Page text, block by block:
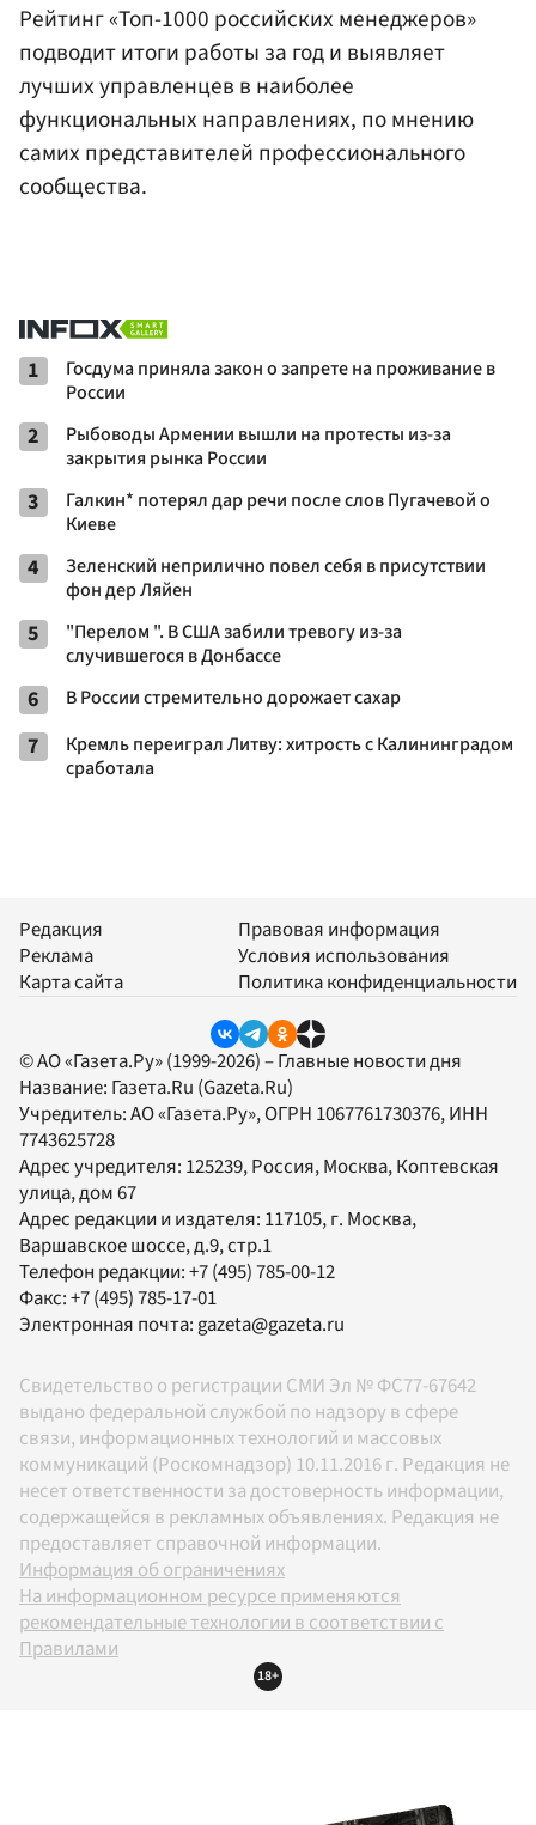
Рейтинг «Топ-1000 российских менеджеров»
подводит итоги работы за год и выявляет
лучших управленцев в наиболее
функциональных направлениях, по мнению
самих представителей профессионального
сообщества.
1
Госдума приняла закон о запрете на проживание в
России
2
Рыбоводы Армении вышли на протесты из-за
закрытия рынка России
3
Галкин* потерял дар речи после слов Пугачевой о
Киеве
4
Зеленский неприлично повел cебя в присутствии
фон дер Ляйен
5
"Перелом ". В США забили тревогу из-за
случившегося в Донбассе
6 В России стремительно дорожает сахар
7
Кремль переиграл Литву: хитрость с Калининградом
сработала
Редакция
Реклама
Карта сайта
Правовая информация
Условия использования
Политика конфиденциальности
© АО «Газета.Ру» (1999-2026) – Главные новости дня
Название: Газета.Ru (Gazeta.Ru)
Учредитель:АО «Газета.Ру», ОГРН 1067761730376, ИНН
7743625728
Адрес учредителя: 125239, Россия, Москва, Коптевская
улица, дом 67
Адрес редакции и издателя: 117105, г. Москва,
Варшавское шоссе, д.9, стр.1
Телефон редакции:+7 (495) 785-00-12
Факс:+7 (495) 785-17-01
Электронная почта:gazeta@gazeta.ru
Свидетельство о регистрации СМИ Эл № ФС77-67642
выдано федеральной службой по надзору в сфере
связи, информационных технологий и массовых
коммуникаций (Роскомнадзор) 10.11.2016 г. Редакция не
несет ответственности за достоверность информации,
содержащейся в рекламных объявлениях. Редакция не
предоставляет справочной информации.
Информация об ограничениях
На информационном ресурсе применяются
рекомендательные технологии в соответствии с
Правилами
18+